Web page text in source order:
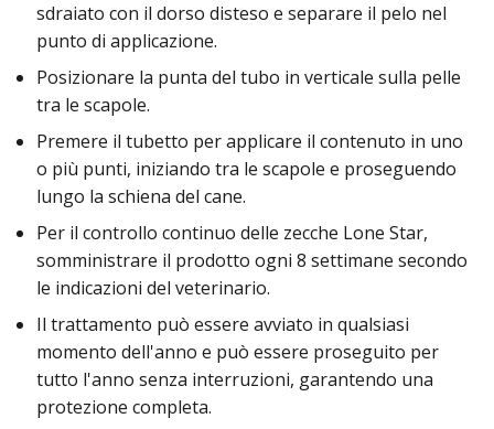
sdraiato con il dorso disteso e separare il pelo nel
punto di applicazione.
Posizionare la punta del tubo in verticale sulla pelle
tra le scapole.
Premere il tubetto per applicare il contenuto in uno
o più punti, iniziando tra le scapole e proseguendo
lungo la schiena del cane.
Per il controllo continuo delle zecche Lone Star,
somministrare il prodotto ogni 8 settimane secondo
le indicazioni del veterinario.
Il trattamento può essere avviato in qualsiasi
momento dell'anno e può essere proseguito per
tutto l'anno senza interruzioni, garantendo una
protezione completa.